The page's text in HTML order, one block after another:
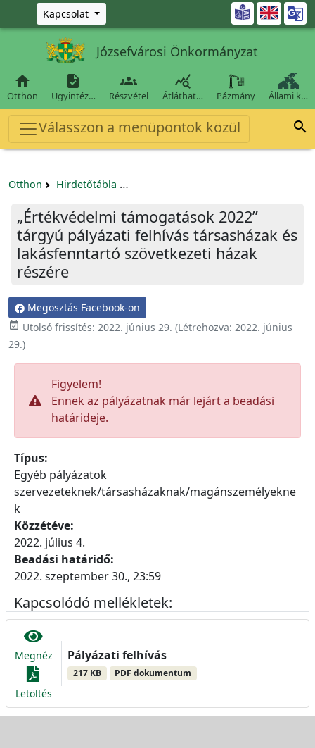
Ugrás a fő tartalomra
Kapcsolat 
Józsefvárosi Önkormányzat

Otthon

Ügyintéz…

Részvétel

Átláthat… Pázmány Állami k…
Válasszon a menüpontok közül 
Otthon Hirdetőtábla
„Értékvédelmi támogatások 2022”
tárgyú pályázati felhívás társasházak és
lakásfenntartó szövetkezeti házak
részére
Megosztás Facebook-on
 Utolsó frissítés: 2022. június 29. (Létrehozva: 2022. június
29.)
Figyelem!
Ennek az pályázatnak már lejárt a beadási
határideje.
Típus:
Egyéb pályázatok
szervezeteknek/társasházaknak/magánszemélyekne
k
Közzétéve:
2022. július 4.
Beadási határidő:
2022. szeptember 30., 23:59
Kapcsolódó mellékletek:
Megnéz
Letöltés
Pályázati felhívás
217 KB PDF dokumentum